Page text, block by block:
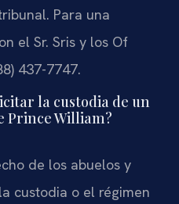
Para una
el Sr. Sris y los Of
437-7747.
la custodia de un
Prince William?
de los abuelos y
custodia o el régimen